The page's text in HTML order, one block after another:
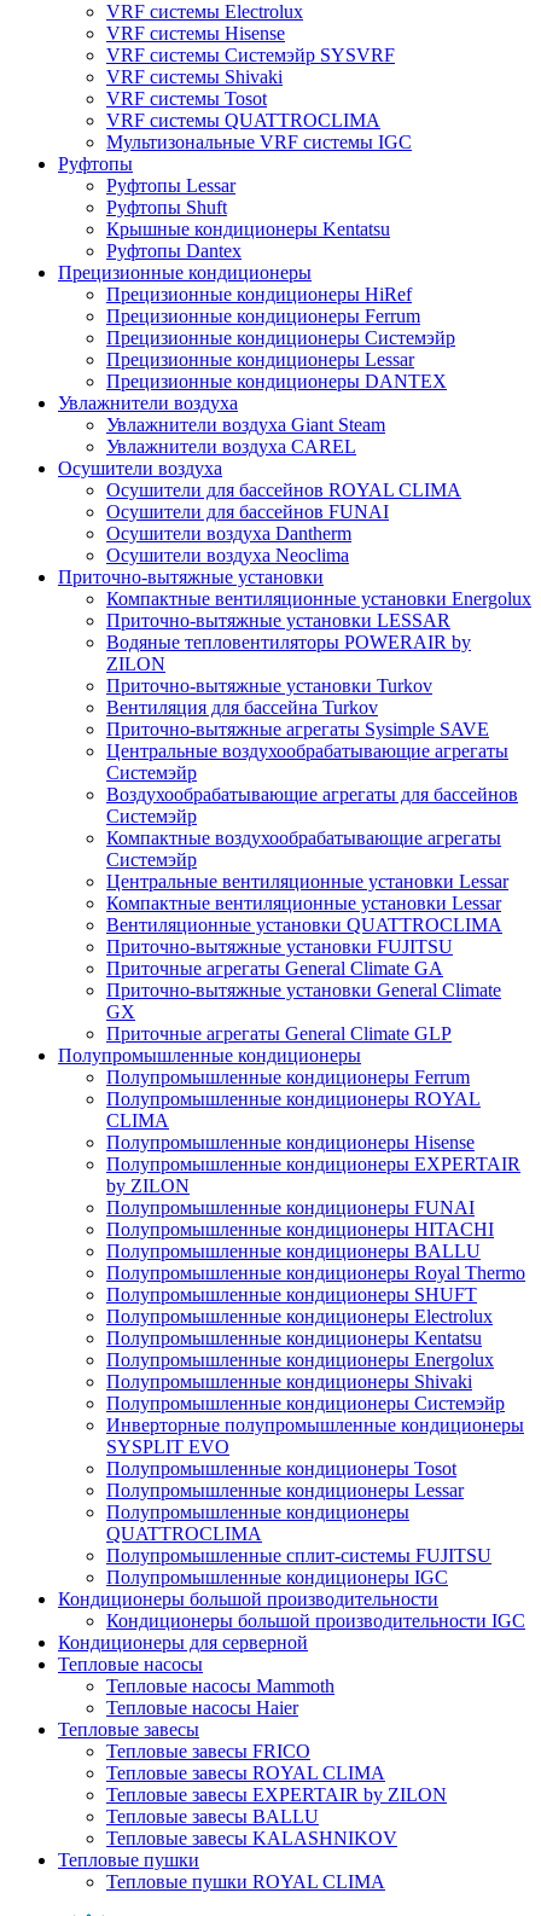
VRF системы Electrolux
VRF системы Hisense
VRF системы Системэйр SYSVRF
VRF системы Shivaki
VRF системы Tosot
VRF системы QUATTROCLIMA
Мультизональные VRF системы IGC
Руфтопы
Руфтопы Lessar
Руфтопы Shuft
Крышные кондиционеры Kentatsu
Руфтопы Dantex
Прецизионные кондиционеры
Прецизионные кондиционеры HiRef
Прецизионные кондиционеры Ferrum
Прецизионные кондиционеры Системэйр
Прецизионные кондиционеры Lessar
Прецизионные кондиционеры DANTEX
Увлажнители воздуха
Увлажнители воздуха Giant Steam
Увлажнители воздуха CAREL
Осушители воздуха
Осушители для бассейнов ROYAL CLIMA
Осушители для бассейнов FUNAI
Осушители воздуха Dantherm
Осушители воздуха Neoclima
Приточно-вытяжные установки
Компактные вентиляционные установки Energolux
Приточно-вытяжные установки LESSAR
Водяные тепловентиляторы POWERAIR by
ZILON
Приточно-вытяжные установки Turkov
Вентиляция для бассейна Turkov
Приточно-вытяжные агрегаты Sysimple SAVE
Центральные воздухообрабатывающие агрегаты
Системэйр
Воздухообрабатывающие агрегаты для бассейнов
Системэйр
Компактные воздухообрабатывающие агрегаты
Системэйр
Центральные вентиляционные установки Lessar
Компактные вентиляционные установки Lessar
Вентиляционные установки QUATTROCLIMA
Приточно-вытяжные установки FUJITSU
Приточные агрегаты General Climate GA
Приточно-вытяжные установки General Climate
GX
Приточные агрегаты General Climate GLP
Полупромышленные кондиционеры
Полупромышленные кондиционеры Ferrum
Полупромышленные кондиционеры ROYAL
CLIMA
Полупромышленные кондиционеры Hisense
Полупромышленные кондиционеры EXPERTAIR
by ZILON
Полупромышленные кондиционеры FUNAI
Полупромышленные кондиционеры HITACHI
Полупромышленные кондиционеры BALLU
Полупромышленные кондиционеры Royal Thermo
Полупромышленные кондиционеры SHUFT
Полупромышленные кондиционеры Electrolux
Полупромышленные кондиционеры Kentatsu
Полупромышленные кондиционеры Energolux
Полупромышленные кондиционеры Shivaki
Полупромышленные кондиционеры Системэйр
Инверторные полупромышленные кондиционеры
SYSPLIT EVO
Полупромышленные кондиционеры Tosot
Полупромышленные кондиционеры Lessar
Полупромышленные кондиционеры
QUATTROCLIMA
Полупромышленные сплит-системы FUJITSU
Полупромышленные кондиционеры IGC
Кондиционеры большой производительности
Кондиционеры большой производительности IGC
Кондиционеры для серверной
Тепловые насосы
Тепловые насосы Mammoth
Тепловые насосы Haier
Тепловые завесы
Тепловые завесы FRICO
Тепловые завесы ROYAL CLIMA
Тепловые завесы EXPERTAIR by ZILON
Тепловые завесы BALLU
Тепловые завесы KALASHNIKOV
Тепловые пушки
Тепловые пушки ROYAL CLIMA